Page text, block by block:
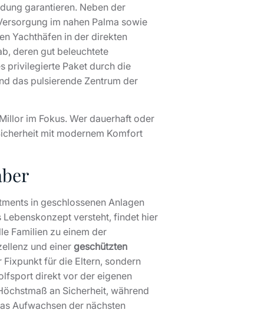
garantieren. Neben der
im nahen Palma sowie
Yachthäfen in der direkten
deren gut beleuchtete
privilegierte Paket durch die
das pulsierende Zentrum der
im Fokus. Wer dauerhaft oder
mit modernem Komfort
in geschlossenen Anlagen
versteht, findet hier
Familien zu einem der
und einer geschützten
für die Eltern, sondern
direkt vor der eigenen
an Sicherheit, während
Aufwachsen der nächsten